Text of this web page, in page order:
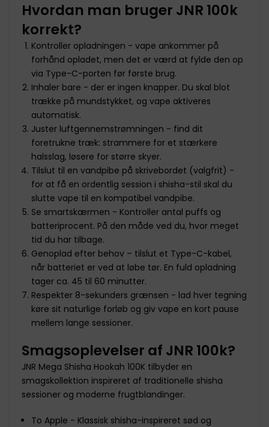
Hvordan man bruger JNR 100k
korrekt?
Kontroller opladningen - vape ankommer på
forhånd opladet, men det er værd at fylde den op
via Type-C-porten før første brug.
Inhaler bare - der er ingen knapper. Du skal blot
trække på mundstykket, og vape aktiveres
automatisk.
Juster luftgennemstrømningen - find dit
foretrukne træk: strammere for et stærkere
halsslag, løsere for større skyer.
Tilslut til en vandpibe på skrivebordet (valgfrit) -
for at få en ordentlig session i shisha-stil skal du
slutte vape til en kompatibel vandpibe.
Se smartskærmen - Kontroller antal puffs og
batteriprocent. På den måde ved du, hvor meget
tid du har tilbage.
Genoplad efter behov – tilslut et Type-C-kabel,
når batteriet er ved at løbe tør. En fuld opladning
tager ca. 45 til 60 minutter.
Respekter 8-sekunders grænsen - lad hver tegning
køre sit naturlige forløb og giv vape en kort pause
mellem lange sessioner.
Smagsoplevelser af JNR 100k?
JNR Mega Shisha Hookah 100K tilbyder en
smagskollektion inspireret af traditionelle shisha
sessioner og moderne frugtblandinger.
To Apple - Klassisk shisha-inspireret sød og